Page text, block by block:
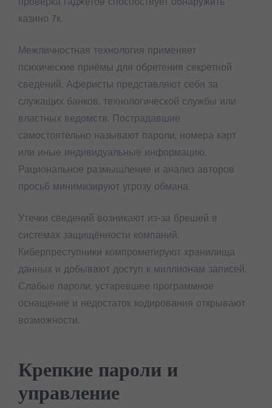
казино 7к.
Межличностная технология применяет
психические приёмы для обретения секретной
сведений. Аферисты представляют себя за
служащих банков, технологической службы или
властных ведомств. Пострадавшие
самостоятельно называют пароли, номера карт
или иные индивидуальные информацию.
Рациональное размышление и анализ авторов
просьб минимизируют угрозу обмана.
Утечки сведений возникают из-за брешей в
системах защищённости компаний.
Киберпреступники компрометируют хранилища
данных и добывают доступ к миллионам записей.
Слабые пароли, устаревшее программное
оснащение и недостаток кодирования открывают
возможности.
Крепкие пароли и
управление